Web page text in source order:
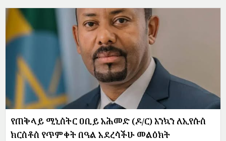
የጠቅላይ ሚኒስትር ዐቢይ አሕመድ (ዶ/ር) እንኳን ለኢየሱስ
ክርስቶስ የጥምቀት በዓል አደረሳችሁ መልዕክት